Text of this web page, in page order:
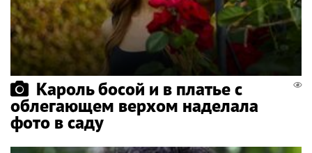
Кароль босой и в платье с
облегающем верхом наделала
фото в саду